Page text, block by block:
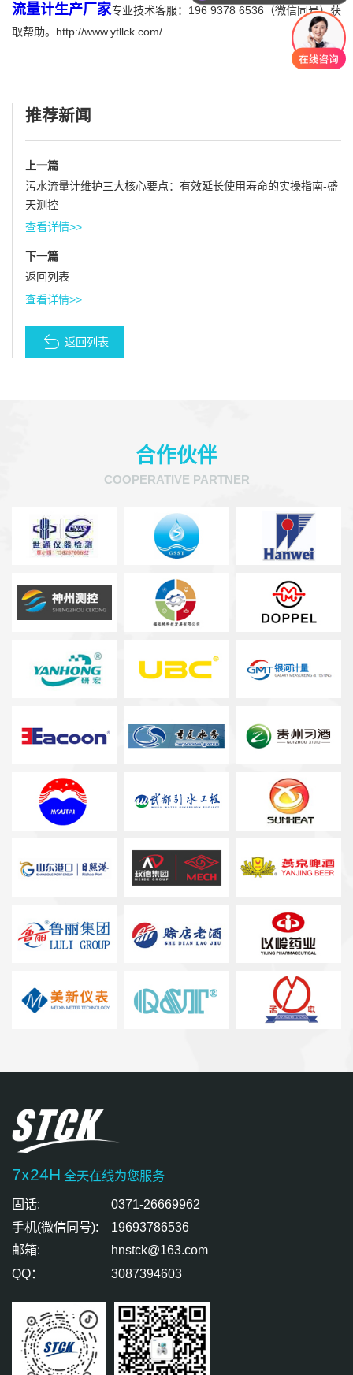
流量计生产厂家专业技术客服：196 9378 6536（微信同号）获
取帮助。http://www.ytllck.com/
推荐新闻
上一篇
污水流量计维护三大核心要点：有效延长使用寿命的实操指南-盛
天测控
查看详情>>
下一篇
返回列表
查看详情>>
返回列表
合作伙伴
COOPERATIVE PARTNER
7x24H 全天在线为您服务
固话:
0371-26669962
手机(微信同号):
19693786536
邮箱:
hnstck@163.com
QQ：
3087394603